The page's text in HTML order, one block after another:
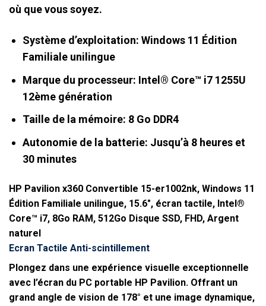
où que vous soyez.
Système d’exploitation: Windows 11 Édition
Familiale unilingue
Marque du processeur: Intel® Core™ i7 1255U
12ème génération
Taille de la mémoire: 8 Go DDR4
Autonomie de la batterie: Jusqu’à 8 heures et
30 minutes
HP Pavilion x360 Convertible 15-er1002nk, Windows 11
Édition Familiale unilingue, 15.6″, écran tactile, Intel®
Core™ i7, 8Go RAM, 512Go Disque SSD, FHD, Argent
naturel
Ecran Tactile Anti-scintillement
Plongez dans une expérience visuelle exceptionnelle
avec l’écran du PC portable HP Pavilion. Offrant un
grand angle de vision de 178° et une image dynamique,